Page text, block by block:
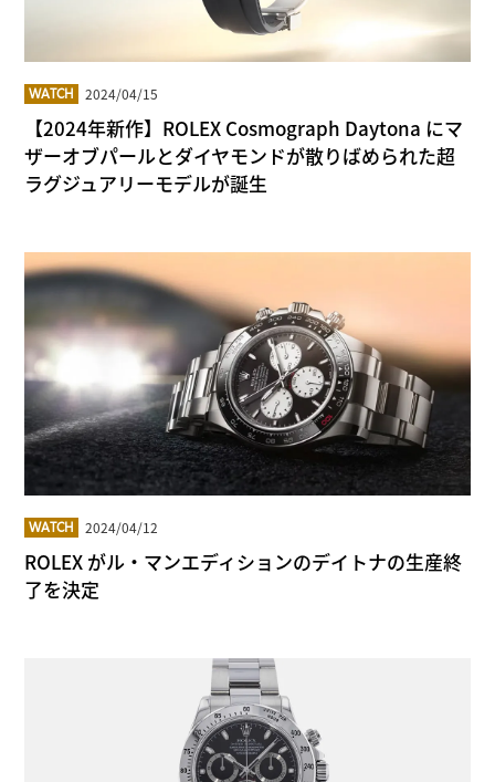
WATCH 2024/04/15
【2024年新作】ROLEX Cosmograph Daytona にマ
ザーオブパールとダイヤモンドが散りばめられた超
ラグジュアリーモデルが誕生
WATCH 2024/04/12
ROLEX がル・マンエディションのデイトナの生産終
了を決定